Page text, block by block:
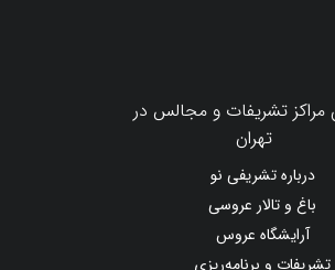
مراکز تشریفات و مجالس در
تهران
درباره تشریفی نو
باغ و تالار عروسی
آرایشگاه عروس
تشریفات و برنامه‌ریزی